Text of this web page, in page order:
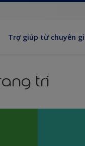
Trợ giúp từ chuyên
trí